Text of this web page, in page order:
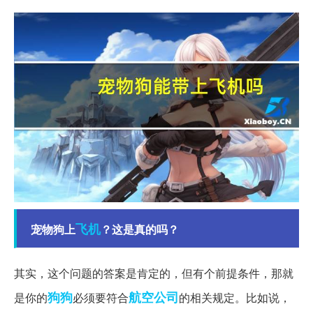
宠物狗上飞机？这是真的吗？
其实，这个问题的答案是肯定的，但有个前提条件，那就
是你的狗狗必须要符合航空公司的相关规定。比如说，